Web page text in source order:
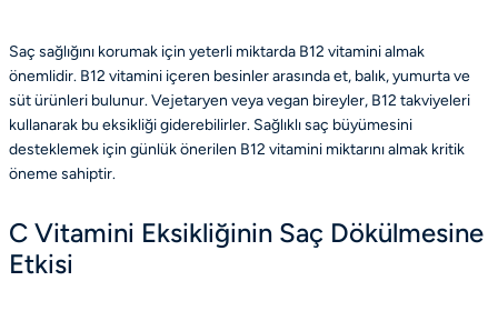
Saç sağlığını korumak için yeterli miktarda B12 vitamini almak
önemlidir. B12 vitamini içeren besinler arasında et, balık, yumurta ve
süt ürünleri bulunur. Vejetaryen veya vegan bireyler, B12 takviyeleri
kullanarak bu eksikliği giderebilirler. Sağlıklı saç büyümesini
desteklemek için günlük önerilen B12 vitamini miktarını almak kritik
öneme sahiptir.
C Vitamini Eksikliğinin Saç Dökülmesine
Etkisi